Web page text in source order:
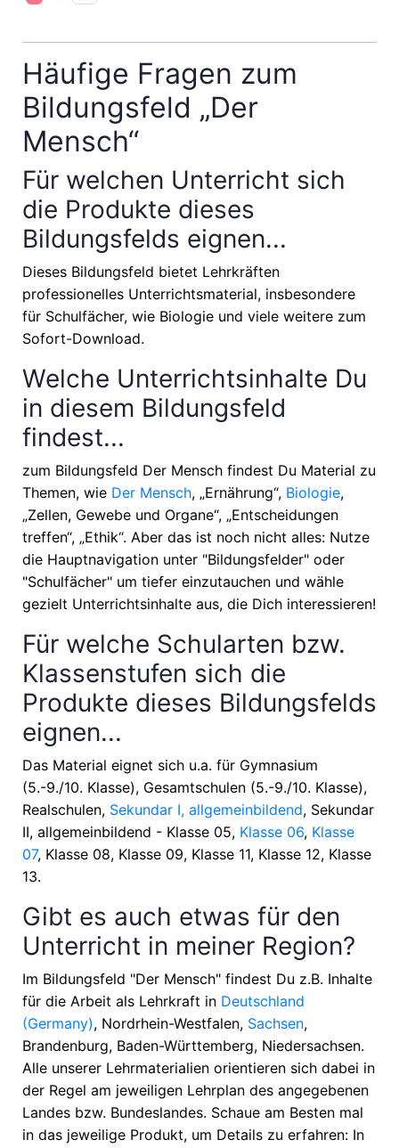
Häufige Fragen zum
Bildungsfeld „Der
Mensch“
Für welchen Unterricht sich
die Produkte dieses
Bildungsfelds eignen...
Dieses Bildungsfeld bietet Lehrkräften
professionelles Unterrichtsmaterial, insbesondere
für Schulfächer, wie Biologie und viele weitere zum
Sofort-Download.
Welche Unterrichtsinhalte Du
in diesem Bildungsfeld
findest...
zum Bildungsfeld Der Mensch findest Du Material zu
Themen, wie Der Mensch, „Ernährung“, Biologie,
„Zellen, Gewebe und Organe“, „Entscheidungen
treffen“, „Ethik“. Aber das ist noch nicht alles: Nutze
die Hauptnavigation unter "Bildungsfelder" oder
"Schulfächer" um tiefer einzutauchen und wähle
gezielt Unterrichtsinhalte aus, die Dich interessieren!
Für welche Schularten bzw.
Klassenstufen sich die
Produkte dieses Bildungsfelds
eignen...
Das Material eignet sich u.a. für Gymnasium
(5.-9./10. Klasse), Gesamtschulen (5.-9./10. Klasse),
Realschulen, Sekundar I, allgemeinbildend, Sekundar
II, allgemeinbildend - Klasse 05, Klasse 06, Klasse
07, Klasse 08, Klasse 09, Klasse 11, Klasse 12, Klasse
13.
Gibt es auch etwas für den
Unterricht in meiner Region?
Im Bildungsfeld "Der Mensch" findest Du z.B. Inhalte
für die Arbeit als Lehrkraft in Deutschland
(Germany), Nordrhein-Westfalen, Sachsen,
Brandenburg, Baden-Württemberg, Niedersachsen.
Alle unserer Lehrmaterialien orientieren sich dabei in
der Regel am jeweiligen Lehrplan des angegebenen
Landes bzw. Bundeslandes. Schaue am Besten mal
in das jeweilige Produkt, um Details zu erfahren: In